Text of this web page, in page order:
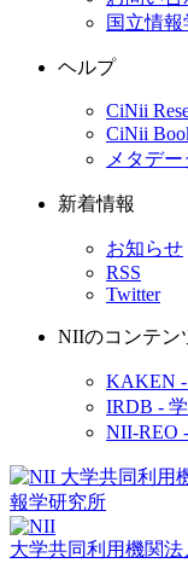
国立情
ヘルプ
CiNii
CiNii
メタデ
新着情報
お知らせ
RSS
Twitter
NIIのコンテン
KAKEN
IRDB -
NII-REO
大学共同利用機関